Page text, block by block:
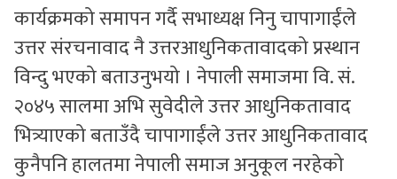
कार्यक्रमको समापन गर्दै सभाध्यक्ष निनु चापागाईंले
उत्तर संरचनावाद नै उत्तरआधुनिकतावादको प्रस्थान
विन्दु भएको बताउनुभयो । नेपाली समाजमा वि. सं.
२०४५ सालमा अभि सुवेदीले उत्तर आधुनिकतावाद
भित्र्याएको बताउँदै चापागाईंले उत्तर आधुनिकतावाद
कुनैपनि हालतमा नेपाली समाज अनुकूल नरहेको